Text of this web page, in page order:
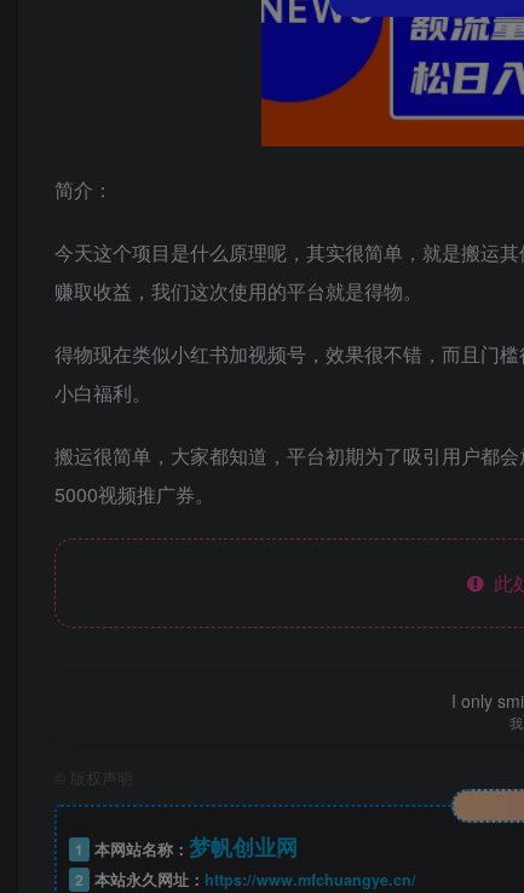
简介：
今天这个项目是什么原理呢，其实很简单，就是搬运
赚取收益，我们这次使用的平台就是得物。
得物现在类似小红书加视频号，效果很不错，而且门
小白福利。
搬运很简单，大家都知道，平台初期为了吸引用户都
5000视频推广券。
此
I only
版权声明
1 本网站名称： 梦帆创业网
2 本站永久网址： https://www.mfchuangye.cn/